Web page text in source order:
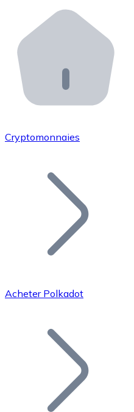
Distributeurs
Intégrez un ATM
API Bitnovo
Intégrez notre API
Rejoignez notre
Ajoutez le token de
Bitcoin
Cryptomonnaies
Acheter Polkadot